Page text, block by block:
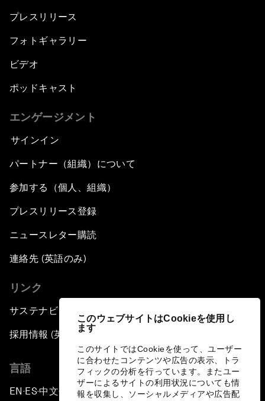
このウェブサイトはCookieを使用し
ます
このサイトではCookieを使って、ユーザー
に合わせたコンテンツや広告の表示、トラ
フィックの分析を行っています。またユー
ザーによるサイトの利用状況についても情
報を収集し、ソーシャルメディアや広告配
プレスリリース
フォトギャラリー
ビデオ
ポッドキャスト
エンゲージメント
サインイン
パートナー（組織）について
参加する（個人、組織）
プレスリリース登録
ニュースレター購読
連絡先 (英語のみ)
リンク
サステナビリティへの取り組み
採用情報 (英語のみ)
言語
EN ▪ES▪中文▪ 日本語